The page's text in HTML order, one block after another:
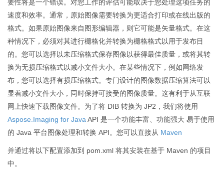
要性将是一个错误。对您工作的评估可能取决于您处理这项任务的
速度和效率。通常，原始图像需要转换为更适合打印或在线出版的
格式。如果原始图像来自图形编辑器，则它可能是矢量格式。在这
种情况下，必须对其进行栅格化并转换为栅格格式以用于发布目
的。您可以选择以未压缩格式保存图像以获得最佳质量，或将其转
换为无损压缩格式以减小文件大小。在某些情况下，例如网络发
布，您可以选择有损压缩格式。专门设计的图像数据压缩算法可以
显着减小文件大小，同时保持可接受的图像质量。这有利于从互联
网上快速下载图像文件。为了将 DIB 转换为 JP2，我们将使用
Aspose.Imaging for Java API 是一个功能丰富、功能强大 易于使用
的 Java 平台图像处理和转换 API。您可以直接从 Maven
并通过将以下配置添加到 pom.xml 将其安装在基于 Maven 的项目
中。